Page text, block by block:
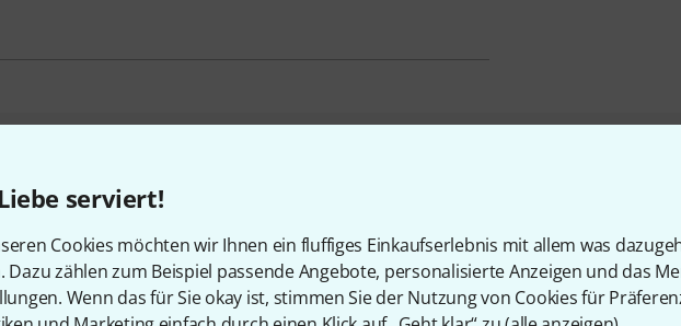
serviert!
Cookies möchten wir Ihnen ein fluffiges Einkaufserlebnis mit allem was
Dazu zählen zum Beispiel passende Angebote, personalisierte Anzeigen und das
Wenn das für Sie okay ist, stimmen Sie der Nutzung von Cookies für
die sich dieses Produkt angesehen